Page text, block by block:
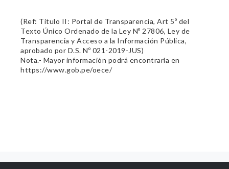
(Ref: Título II: Portal de Transparencia, Art 5º del
Texto Único Ordenado de la Ley Nº 27806, Ley de
Transparencia y Acceso a la Información Pública,
aprobado por D.S. Nº 021-2019-JUS)
Nota.- Mayor información podrá encontrarla en
https://www.gob.pe/oece/